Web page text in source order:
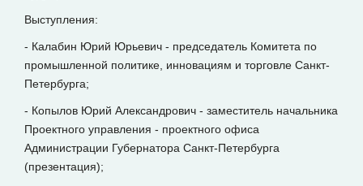
Выступления:
- Калабин Юрий Юрьевич - председатель Комитета по
промышленной политике, инновациям и торговле Санкт-
Петербурга;
- Копылов Юрий Александрович - заместитель начальника
Проектного управления - проектного офиса
Администрации Губернатора Санкт-Петербурга
(презентация);